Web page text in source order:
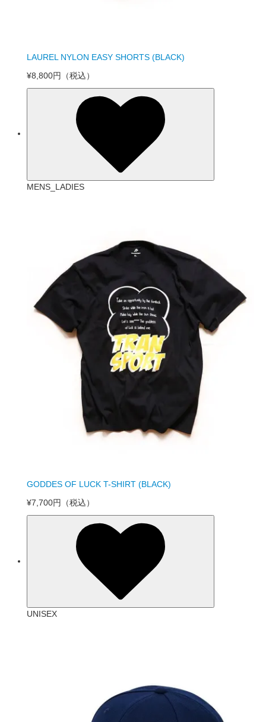
LAUREL NYLON EASY SHORTS (BLACK)
¥8,800円
（税込）
MENS_LADIES
GODDES OF LUCK T-SHIRT (BLACK)
¥7,700円
（税込）
UNISEX